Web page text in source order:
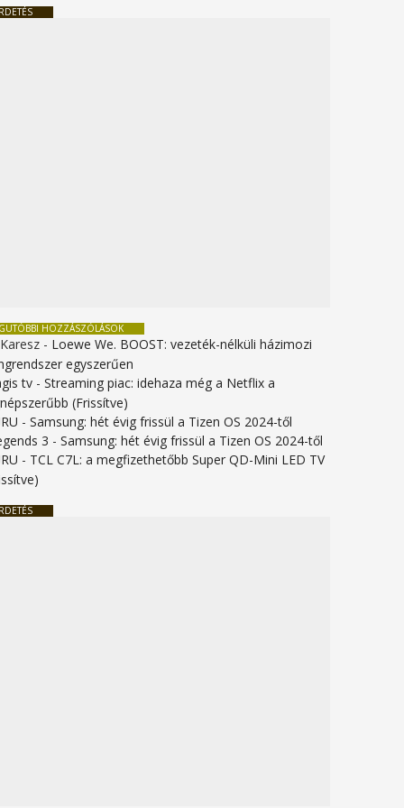
HOZZÁSZÓLÁSOK
- Loewe We. BOOST: vezeték-nélküli házimozi
egyszerűen
tv -Streaming piac: idehaza még a Netflix a
(Frissítve)
-Samsung: hét évig frissül a Tizen OS 2024-től
3 -Samsung: hét évig frissül a Tizen OS 2024-től
- TCL C7L: a megfizethetőbb Super QD-Mini LED TV